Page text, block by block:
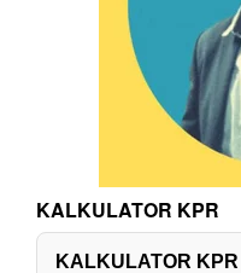
KALKULATOR KPR
KALKULATOR KPR